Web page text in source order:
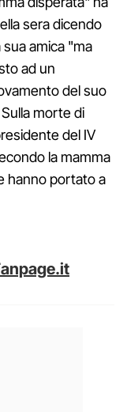
sera dicendo
amica "ma
ad un
del suo
morte di
del IV
la mamma
hanno portato a